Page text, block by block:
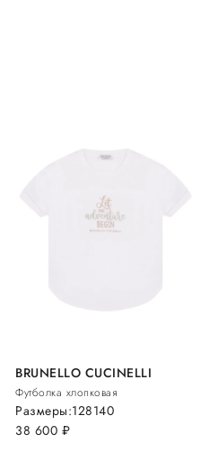
BRUNELLO CUCINELLI
Футболка хлопковая
38 600 руб.
Размеры:128140